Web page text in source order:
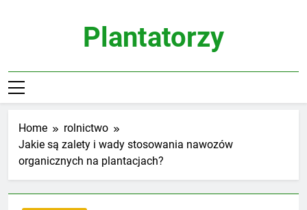
Plantatorzy
Home
rolnictwo
Jakie są zalety i wady stosowania nawozów
organicznych na plantacjach?